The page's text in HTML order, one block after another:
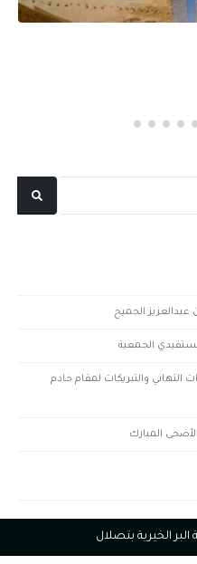
الجميح
مستفيدي الجمعية
التهاني والتبريكات لمقام خادم
المبارك
الخيرية بتصلال